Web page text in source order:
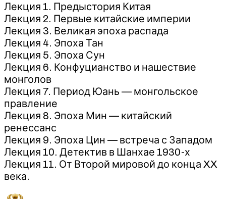
Лекция 1. Предыстория Китая
Лекция 2. Первые китайские империи
Лекция 3. Великая эпоха распада
Лекция 4. Эпоха Тан
Лекция 5. Эпоха Сун
Лекция 6. Конфуцианство и нашествие
монголов
Лекция 7. Период Юань — монгольское
правление
Лекция 8. Эпоха Мин — китайский
ренессанс
Лекция 9. Эпоха Цин — встреча с Западом
Лекция 10. Детектив в Шанхае 1930-х
Лекция 11. От Второй мировой до конца XX
века.